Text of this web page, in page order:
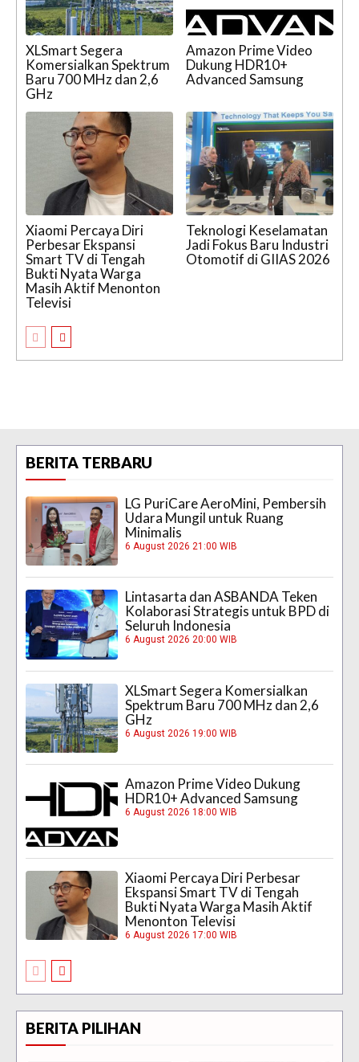
XLSmart Segera
Komersialkan Spektrum
Baru 700 MHz dan 2,6
GHz
Amazon Prime Video
Dukung HDR10+
Advanced Samsung
Xiaomi Percaya Diri
Perbesar Ekspansi
Smart TV di Tengah
Bukti Nyata Warga
Masih Aktif Menonton
Televisi
Teknologi Keselamatan
Jadi Fokus Baru Industri
Otomotif di GIIAS 2026
BERITA TERBARU
LG PuriCare AeroMini, Pembersih
Udara Mungil untuk Ruang
Minimalis
6 August 2026 21:00 WIB
Lintasarta dan ASBANDA Teken
Kolaborasi Strategis untuk BPD di
Seluruh Indonesia
6 August 2026 20:00 WIB
XLSmart Segera Komersialkan
Spektrum Baru 700 MHz dan 2,6
GHz
6 August 2026 19:00 WIB
Amazon Prime Video Dukung
HDR10+ Advanced Samsung
6 August 2026 18:00 WIB
Xiaomi Percaya Diri Perbesar
Ekspansi Smart TV di Tengah
Bukti Nyata Warga Masih Aktif
Menonton Televisi
6 August 2026 17:00 WIB
BERITA PILIHAN